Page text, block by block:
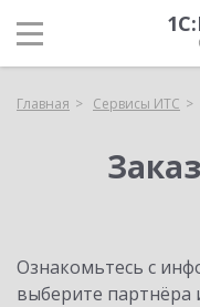
Главная Сервисы ИТС
Ознакомьтесь с
выберите партнёра